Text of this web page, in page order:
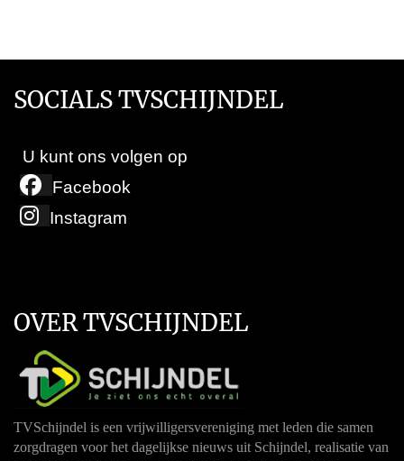
SOCIALS TVSCHIJNDEL
U kunt ons volgen op
Facebook
Instagram
OVER TVSCHIJNDEL
TVSchijndel is een vrijwilligersvereniging met leden die samen
zorgdragen voor het dagelijkse nieuws uit Schijndel, realisatie van